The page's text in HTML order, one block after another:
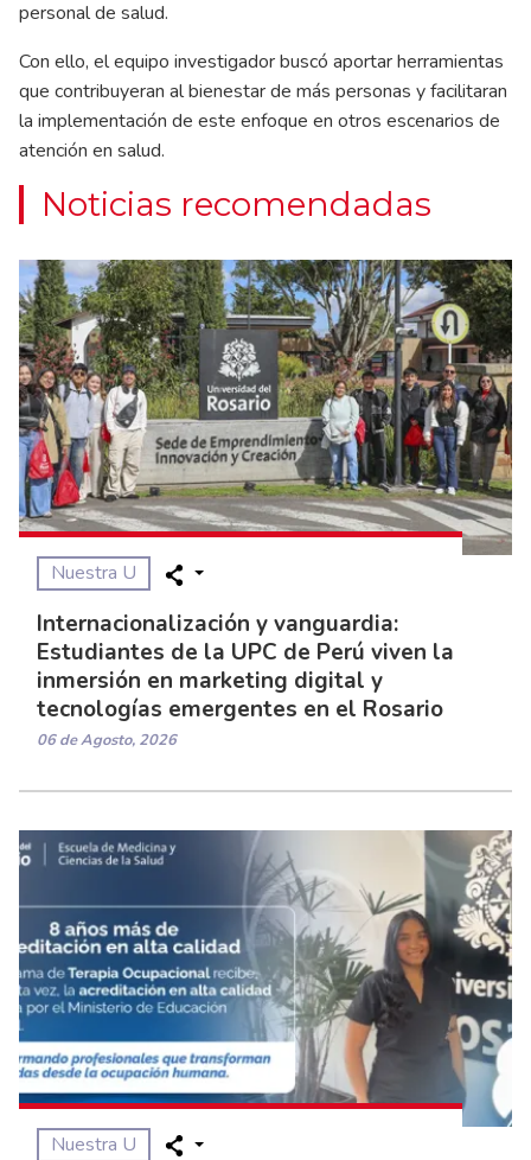
personal de salud.
Con ello, el equipo investigador buscó aportar herramientas
que contribuyeran al bienestar de más personas y facilitaran
la implementación de este enfoque en otros escenarios de
atención en salud.
Noticias recomendadas
Nuestra U
Internacionalización y vanguardia:
Estudiantes de la UPC de Perú viven la
inmersión en marketing digital y
tecnologías emergentes en el Rosario
06 de Agosto, 2026
Nuestra U